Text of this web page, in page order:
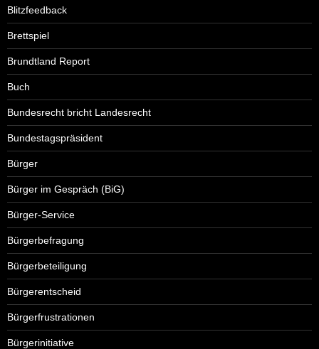
Blitzfeedback
Brettspiel
Brundtland Report
Buch
Bundesrecht bricht Landesrecht
Bundestagspräsident
Bürger
Bürger im Gespräch (BiG)
Bürger-Service
Bürgerbefragung
Bürgerbeteiligung
Bürgerentscheid
Bürgerfrustrationen
Bürgerinitiative